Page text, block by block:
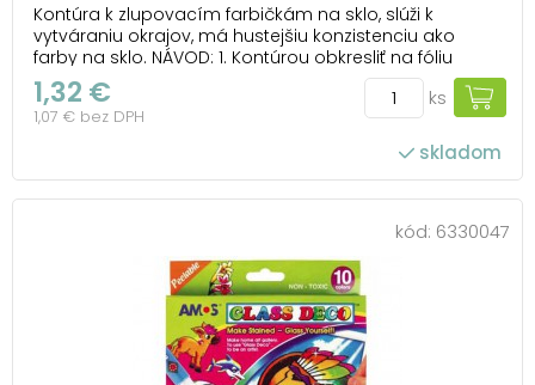
Kontúra k zlupovacím farbičkám na sklo, slúži k
vytváraniu okrajov, má hustejšiu konzistenciu ako
farby na sklo. NÁVOD: 1. Kontúrou obkresliť na fóliu
obrázok a nechať ho 1-2 hodiny zaschnúť. 2. Vyfarbiť a
po 24 hodinách odlupnúť z fólie a umiestniť na okno,
na zrkadlo a pod. Farba sa dá ľah...
1,32 €
1,07 € bez DPH
ks
skladom
kód: 6330047